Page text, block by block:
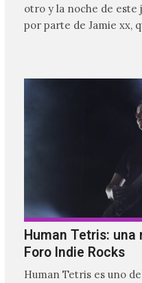
otro y la noche de este
por parte de Jamie xx,
Human Tetris: una
Foro Indie Rocks
Human Tetris es uno